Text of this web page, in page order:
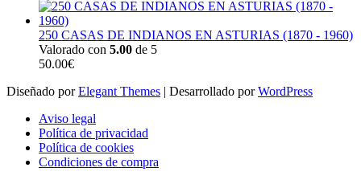
250 CASAS DE INDIANOS EN ASTURIAS (1870 - 1960)
Valorado con 5.00 de 5
50.00€
Diseñado porElegant Themes | Desarrollado porWordPress
Aviso legal
Política de privacidad
Política de cookies
Condiciones de compra